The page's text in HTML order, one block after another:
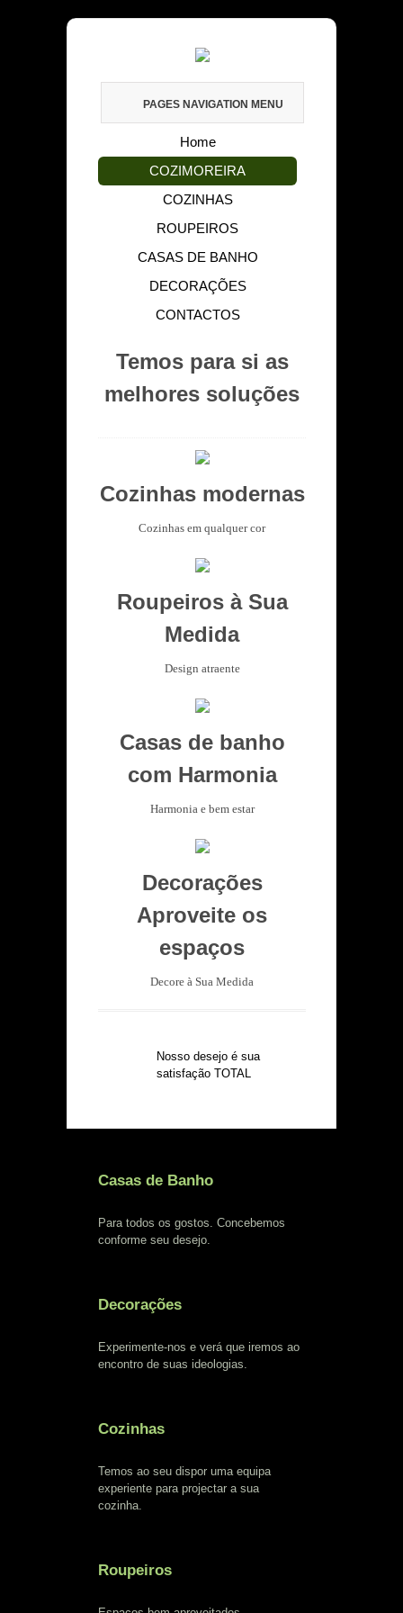
PAGES NAVIGATION MENU
Home
COZIMOREIRA
COZINHAS
ROUPEIROS
CASAS DE BANHO
DECORAÇÕES
CONTACTOS
Temos para si as
melhores soluções
Cozinhas modernas
Cozinhas em qualquer cor
Roupeiros à Sua
Medida
Design atraente
Casas de banho
com Harmonia
Harmonia e bem estar
Decorações
Aproveite os
espaços
Decore à Sua Medida
Nosso desejo é sua
satisfação TOTAL
Casas de Banho
Para todos os gostos. Concebemos
conforme seu desejo.
Decorações
Experimente-nos e verá que iremos ao
encontro de suas ideologias.
Cozinhas
Temos ao seu dispor uma equipa
experiente para projectar a sua
cozinha.
Roupeiros